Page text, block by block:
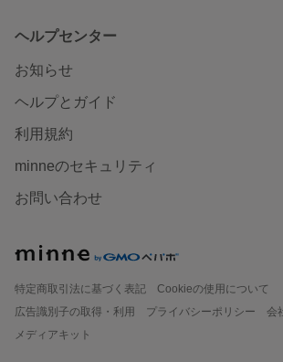
ヘルプセンター
お知らせ
ヘルプとガイド
利用規約
minneのセキュリティ
お問い合わせ
特定商取引法に基づく表記
Cookieの使用について
広告識別子の取得・利用
プライバシーポリシー 会
メディアキット